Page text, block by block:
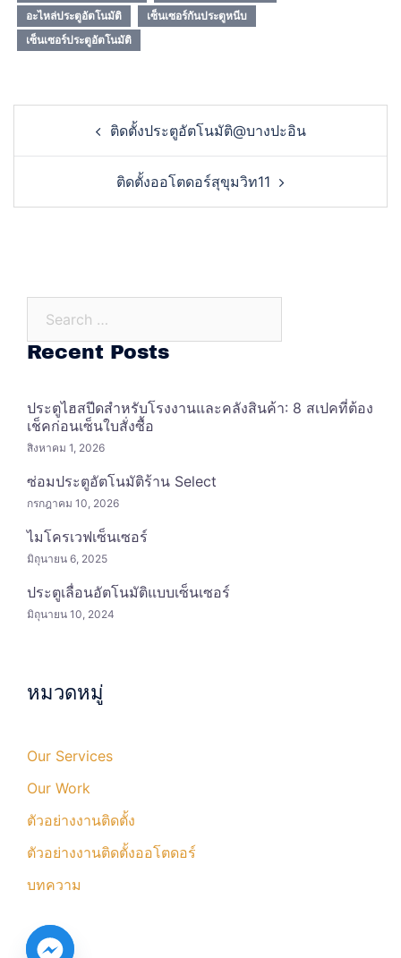
อะไหล่ประตูอัตโนมัติ
เซ็นเซอร์กันประตูหนีบ
เซ็นเซอร์ประตูอัตโนมัติ
navigationติดตั้งประตูอัตโนมัติ@บางปะอิน
ติดตั้งออโตดอร์สุขุมวิท11
Recent Posts
ประตูไฮสปีดสำหรับโรงงานและคลังสินค้า: 8 สเปคที่ต้อง
เช็คก่อนเซ็นใบสั่งซื้อ
สิงหาคม 1, 2026
ซ่อมประตูอัตโนมัติร้าน Select
กรกฎาคม 10, 2026
ไมโครเวฟเซ็นเซอร์
มิถุนายน 6, 2025
ประตูเลื่อนอัตโนมัติแบบเซ็นเซอร์
มิถุนายน 10, 2024
หมวดหมู่
Our Services
Our Work
ตัวอย่างงานติดตั้ง
ตัวอย่างงานติดตั้งออโตดอร์
บทความ